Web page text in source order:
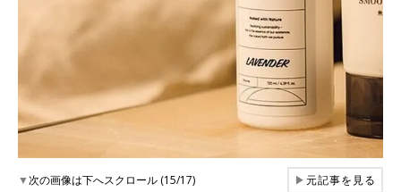
▼次の画像は下へスクロール (15/17) ▶元記事を見る